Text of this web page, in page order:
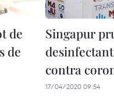
de
de
Singapur
contra
17/04/2020 09:54